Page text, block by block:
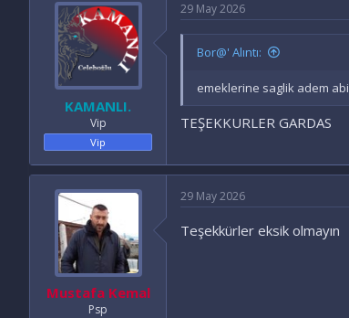
l
e
:
KAMANLI.
Vip
Vip
29 May 2026
Bor@' Alıntı:
emeklerine saglik adem abi
TEŞEKKURLER GARDAS
Mustafa Kemal
Psp
29 May 2026
Teşekkürler eksik olmayın